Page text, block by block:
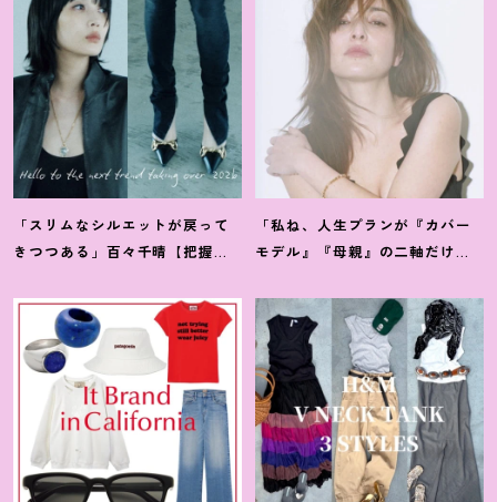
「スリムなシルエットが戻って
きつつある」百々千晴【把握し
て？
「私ね、人生プランが『カバー
モデル』『母親』の二軸だけな
き方】